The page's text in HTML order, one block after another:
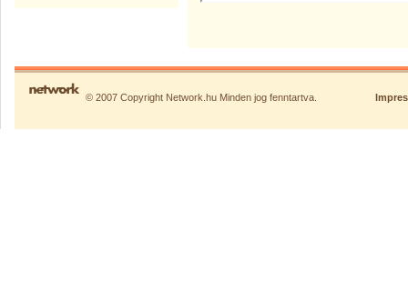
© 2007 Copyright Network.hu Minden jog fenntartva.